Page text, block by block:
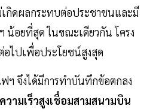
เกิดผลกระทบต่อประชาชนและมี
น้อยที่สุด ในขณะเดียวกัน โครง
อไปเพื่อประโยชน์สูงสุด
ฟฯ จึงได้มีการทำบันทึกข้อตกลง
วามเร็วสูงเชื่อมสามสนามบิน